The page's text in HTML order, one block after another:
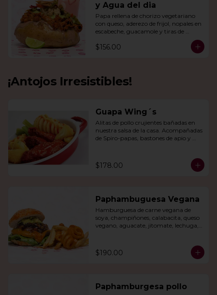
y Agua del dia
Papa rellena de chorizo vegetariano
con queso, aderezo de frijol, nopales en
escabeche, guacamole y tiras de
$156.00
¡Antojos Irresistibles!
Guapa Wing´s
Alitas de pollo crujientes bañadas en
nuestra salsa de la casa. Acompañadas
de Spiro-papas, bastones de apio y
$178.00
Paphambuguesa Vegana
Hamburguesa de carne vegana de
soya, champiñones, calabacita, queso
vegano, aguacate, jitomate, lechuga,
$190.00
Paphamburgesa pollo